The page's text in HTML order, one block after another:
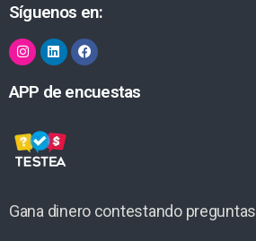
Síguenos en:
APP de encuestas
Gana dinero contestando preguntas